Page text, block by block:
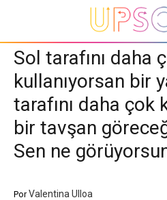
Sol tarafını daha
kullanıyorsan bir
tarafını daha çok
bir tavşan
Sen ne
PorValentina Ulloa